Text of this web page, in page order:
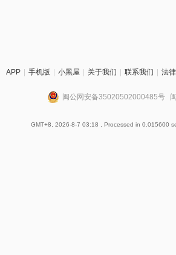
APP 手机版 小黑屋 关于我们 联系我们 法
闽公网安备35020502000485号
GMT+8, 2026-8-7 03:18 , Processed in 0.015600